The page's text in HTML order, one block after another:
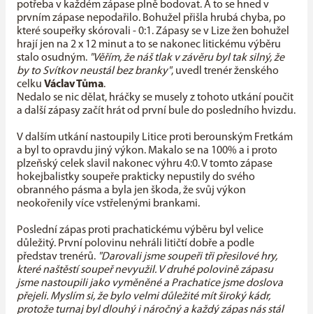
potřeba v každém zápase plně bodovat. A to se hned v
prvním zápase nepodařilo. Bohužel přišla hrubá chyba, po
které soupeřky skórovali - 0:1. Zápasy se v Lize žen bohužel
hrají jen na 2 x 12 minut a to se nakonec litickému výběru
stalo osudným. "Věřím, že náš tlak v závěru byl tak silný, že
by to Svítkov neustál bez branky", uvedl trenér ženského
celku Václav Tůma.
Nedalo se nic dělat, hráčky se musely z tohoto utkání poučit
a další zápasy začít hrát od první bule do posledního hvizdu.
V dalším utkání nastoupily Litice proti berounským Fretkám
a byl to opravdu jiný výkon. Makalo se na 100% a i proto
plzeňský celek slavil nakonec výhru 4:0. V tomto zápase
hokejbalistky soupeře prakticky nepustily do svého
obranného pásma a byla jen škoda, že svůj výkon
neokořenily více vstřelenými brankami.
Poslední zápas proti prachatickému výběru byl velice
důležitý. První polovinu nehráli litičtí dobře a podle
představ trenérů. "Darovali jsme soupeři tři přesilové hry,
které naštěstí soupeř nevyužil. V druhé polovině zápasu
jsme nastoupili jako vyměněné a Prachatice jsme doslova
přejeli. Myslím si, že bylo velmi důležité mít široký kádr,
protože turnaj byl dlouhý i náročný a každý zápas nás stál